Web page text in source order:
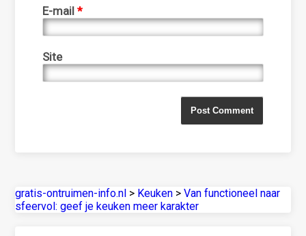
E-mail*
Site
gratis-ontruimen-info.nl > Keuken >Van functioneel naar
sfeervol: geef je keuken meer karakter